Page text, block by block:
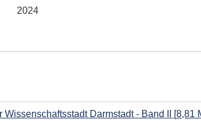
2024
Darmstadt - Band II [8,81